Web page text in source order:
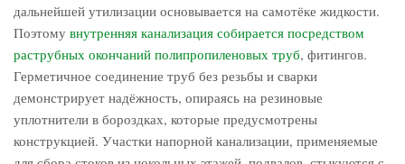
дальнейшей утилизации основывается на самотёке жидкости.
Поэтому внутренняя канализация собирается посредством
раструбных окончаний полипропиленовых труб, фитингов.
Герметичное соединение труб без резьбы и сварки
демонстрирует надёжность, опираясь на резиновые
уплотнители в бороздках, которые предусмотрены
конструкцией. Участки напорной канализации, применяемые